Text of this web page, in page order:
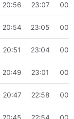
20:56 23:07
20:54 23:05
20:51 23:04
20:49 23:01
20:47 22:58
20:45 22:54